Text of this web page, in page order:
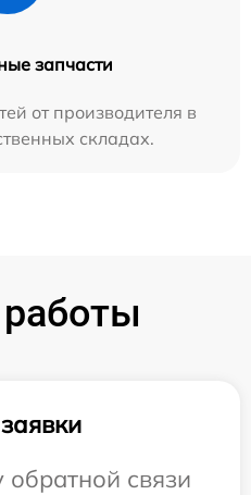
запчасти
от производителя в
складах.
связи